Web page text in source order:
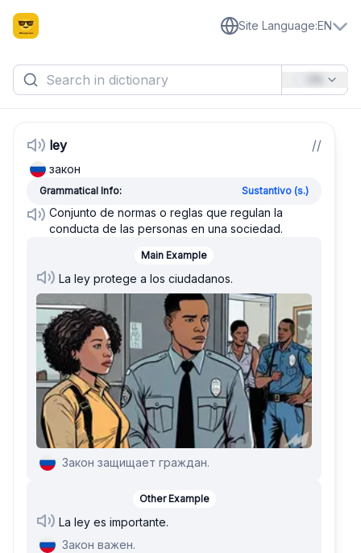
Site Language:EN
ley //
закон
Grammatical Info: Sustantivo (s.)
Conjunto de normas o reglas que regulan la
conducta de las personas en una sociedad.
Main Example
La ley protege a los ciudadanos.
Закон защищает граждан.
Other Example
La ley es importante.
Закон важен.